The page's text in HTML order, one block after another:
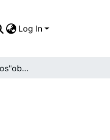
Log In
Grupo de "muelleros"observando un camión accidentado